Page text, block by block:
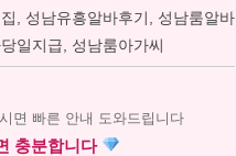
, 성남유흥알바후기, 성남룸알바
일지급, 성남룸아가씨
면 빠른 안내 도와드립니다
충분합니다